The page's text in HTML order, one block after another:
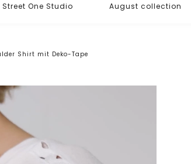
Street One Studio August collection
Shirt mit Deko-Tape